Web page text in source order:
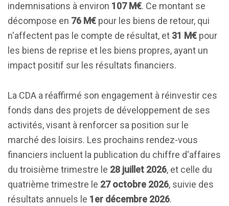
indemnisations à environ 107 M€. Ce montant se
décompose en 76 M€ pour les biens de retour, qui
n'affectent pas le compte de résultat, et 31 M€ pour
les biens de reprise et les biens propres, ayant un
impact positif sur les résultats financiers.
La CDA a réaffirmé son engagement à réinvestir ces
fonds dans des projets de développement de ses
activités, visant à renforcer sa position sur le
marché des loisirs. Les prochains rendez-vous
financiers incluent la publication du chiffre d'affaires
du troisième trimestre le 28 juillet 2026, et celle du
quatrième trimestre le 27 octobre 2026, suivie des
résultats annuels le 1er décembre 2026.